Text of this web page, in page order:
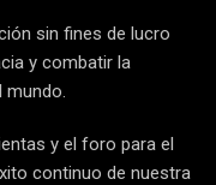
sin fines de lucro
y combatir la
mundo.
y el foro para el
continuo de nuestra